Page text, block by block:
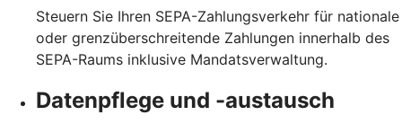
Steuern Sie Ihren SEPA-Zahlungsverkehr für nationale
oder grenzüberschreitende Zahlungen innerhalb des
SEPA-Raums inklusive Mandatsverwaltung.
Datenpflege und -austausch